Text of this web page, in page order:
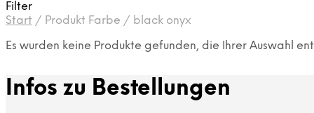
Filter
Start / Produkt Farbe / black onyx
Es wurden keine Produkte gefunden, die Ihrer Auswahl
Infos zu Bestellungen